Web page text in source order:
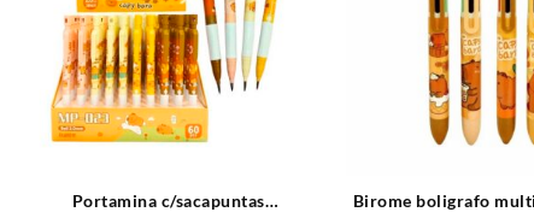
Portamina c/sacapuntas
Birome boligrafo